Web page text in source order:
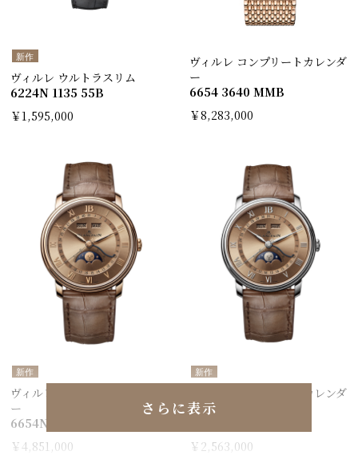
新作
ヴィルレ ウルトラスリム
6224N 1135 55B
￥1,595,000
ヴィルレ コンプリートカレンダ
ー
6654 3640 MMB
￥8,283,000
新作
ヴィルレ コンプリートカレンダ
ー
6654N 3646 55B
￥4,851,000
新作
ヴィルレ コンプリートカレンダ
ー
￥2,563,000
さらに表示